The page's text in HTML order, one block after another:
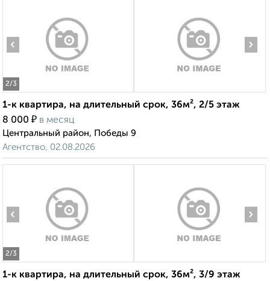
2/3
‹ ›
1-к квартира, на длительный срок, 36м², 2/5 этаж
8 000 ₽ в месяц
Центральный район, Победы 9
Агентство, 02.08.2026
2/3
‹ ›
1-к квартира, на длительный срок, 36м², 3/9 этаж